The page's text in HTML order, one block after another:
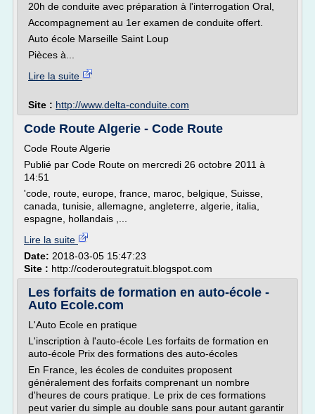
20h de conduite avec préparation à l'interrogation Oral,
Accompagnement au 1er examen de conduite offert.
Auto école Marseille Saint Loup
Pièces à...
Lire la suite
Site : http://www.delta-conduite.com
Code Route Algerie - Code Route
Code Route Algerie
Publié par Code Route on mercredi 26 octobre 2011 à
14:51
'code, route, europe, france, maroc, belgique, Suisse,
canada, tunisie, allemagne, angleterre, algerie, italia,
espagne, hollandais ,...
Lire la suite
Date: 2018-03-05 15:47:23
Site : http://coderoutegratuit.blogspot.com
Les forfaits de formation en auto-école -
Auto Ecole.com
L'Auto Ecole en pratique
L'inscription à l'auto-école Les forfaits de formation en
auto-école Prix des formations des auto-écoles
En France, les écoles de conduites proposent
généralement des forfaits comprenant un nombre
d'heures de cours pratique. Le prix de ces formations
peut varier du simple au double sans pour autant garantir